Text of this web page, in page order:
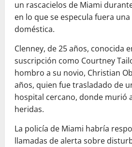
un rascacielos de Miami
en lo que se especula fuera
doméstica.
Clenney, de 25 años, conocida
suscripción como Courtney
hombro a su novio, Christian
años, quien fue trasladado de
hospital cercano, donde murió
heridas.
La policía de Miami habría
llamadas de alerta sobre